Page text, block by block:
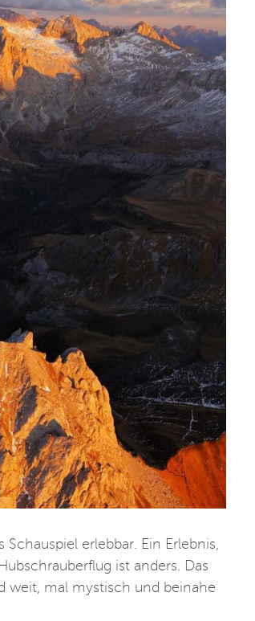
erlebbar. Ein Erlebnis,
ist anders. Das
weit, mal mystisch und beinahe